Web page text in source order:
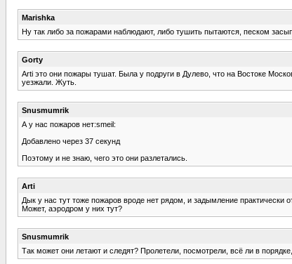
Marishka
Ну так либо за пожарами наблюдают, либо тушить пытаются, песком
Gorty
Arti это они пожары тушат. Была у подруги в Дулево, что на Востоке
уезжали. Жуть.
Snusmumrik
А у нас пожаров нет:smeil:
Добавлено через 37 секунд
Поэтому и не знаю, чего это они разлетались.
Arti
Дык у нас тут тоже пожаров вроде нет рядом, и задымление практически
Может, аэродром у них тут?
Snusmumrik
Так может они летают и следят? Пролетели, посмотрели, всё ли в